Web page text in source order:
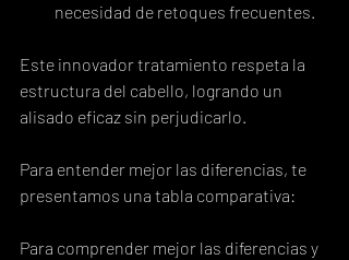
necesidad de retoques frecuentes.
Este innovador tratamiento respeta la
estructura del cabello, logrando un
alisado eficaz sin perjudicarlo.
Para entender mejor las diferencias, te
presentamos una tabla comparativa:
Para comprender mejor las diferencias y